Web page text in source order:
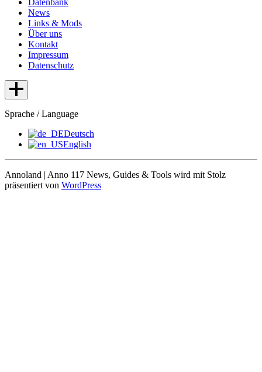
News
Links & Mods
Über uns
Kontakt
Impressum
Datenschutz
Sprache / Language
Deutsch
English
Annoland | Anno 117 News, Guides & Tools wird mit Stolz
präsentiert von WordPress